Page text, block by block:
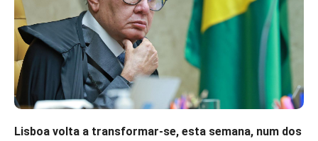
Lisboa volta a transformar-se, esta semana, num dos